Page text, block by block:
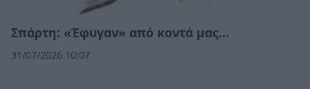
Σπάρτη: «Έφυγαν» από κοντά μας…
31/07/2026 10:07